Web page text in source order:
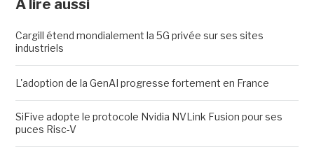
A lire aussi
Cargill étend mondialement la 5G privée sur ses sites
industriels
L'adoption de la GenAI progresse fortement en France
SiFive adopte le protocole Nvidia NVLink Fusion pour ses
puces Risc-V